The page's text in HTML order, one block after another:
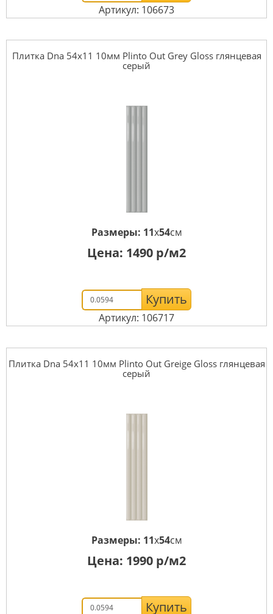
Артикул: 106673
Плитка Dna 54x11 10мм Plinto Out Grey Gloss глянцевая
серый
Размеры: 11x54см
Цена: 1490 р/м2
Купить
Артикул: 106717
Плитка Dna 54x11 10мм Plinto Out Greige Gloss глянцевая
серый
Размеры: 11x54см
Цена: 1990 р/м2
Купить